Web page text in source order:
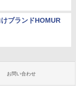
ブランドHOMUR
お問い合わせ